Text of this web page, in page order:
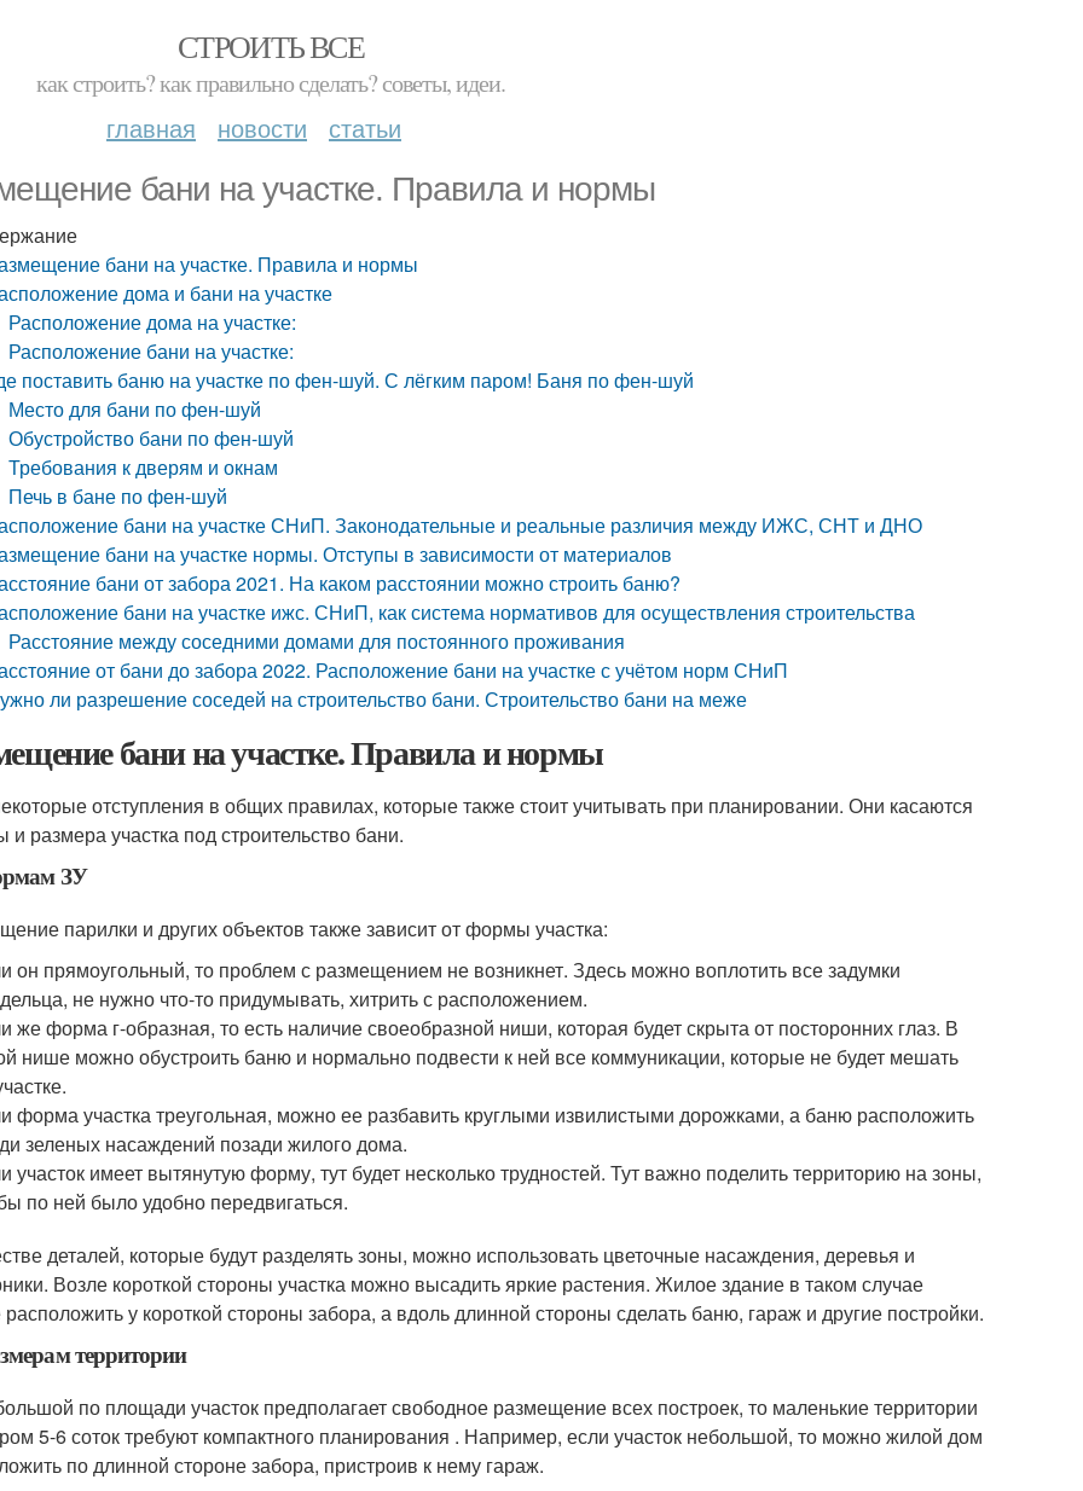
СТРОИТЬ ВСЕ
как строить? как правильно сделать? советы, идеи.
главная новости статьи
бани на участке. Правила и нормы
бани на участке. Правила и нормы
дома и бани на участке
Расположение дома на участке:
Расположение бани на участке:
поставить баню на участке по фен-шуй. С лёгким паром! Баня по фен-шуй
Место для бани по фен-шуй
Обустройство бани по фен-шуй
Требования к дверям и окнам
Печь в бане по фен-шуй
бани на участке СНиП. Законодательные и реальные различия между ИЖС, СНТ и ДНО
бани на участке нормы. Отступы в зависимости от материалов
бани от забора 2021. На каком расстоянии можно строить баню?
бани на участке ижс. СНиП, как система нормативов для осуществления строительства
Расстояние между соседними домами для постоянного проживания
от бани до забора 2022. Расположение бани на участке с учётом норм СНиП
ли разрешение соседей на строительство бани. Строительство бани на меже
бани на участке. Правила и нормы
отступления в общих правилах, которые также стоит учитывать при планировании. Они касаются
размера участка под строительство бани.
ЗУ
парилки и других объектов также зависит от формы участка:
он прямоугольный, то проблем с размещением не возникнет. Здесь можно воплотить все задумки
не нужно что-то придумывать, хитрить с расположением.
же форма г-образная, то есть наличие своеобразной ниши, которая будет скрыта от посторонних глаз. В
нише можно обустроить баню и нормально подвести к ней все коммуникации, которые не будет мешать
форма участка треугольная, можно ее разбавить круглыми извилистыми дорожками, а баню расположить
зеленых насаждений позади жилого дома.
участок имеет вытянутую форму, тут будет несколько трудностей. Тут важно поделить территорию на зоны,
по ней было удобно передвигаться.
деталей, которые будут разделять зоны, можно использовать цветочные насаждения, деревья и
Возле короткой стороны участка можно высадить яркие растения. Жилое здание в таком случае
у короткой стороны забора, а вдоль длинной стороны сделать баню, гараж и другие постройки.
территории
по площади участок предполагает свободное размещение всех построек, то маленькие территории
5-6 соток требуют компактного планирования . Например, если участок небольшой, то можно жилой дом
по длинной стороне забора, пристроив к нему гараж.